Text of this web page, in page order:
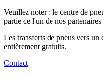
Veuillez noter : le centre de
partie de l'un de nos partenaires
Les transferts de pneus vers un
entièrement gratuits.
Contact